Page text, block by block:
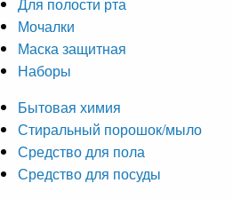
Для полости рта
Мочалки
Маска защитная
Наборы
Бытовая химия
Стиральный порошок/мыло
Средство для пола
Средство для посуды